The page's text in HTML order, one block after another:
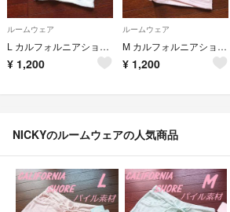
ルームウェア
L カルフォルニアショア パイル素材 ショートパンツ タオル地 ホワイト
¥ 1,200
ルームウェア
M カルフォルニアショア パイル素材 ショートパンツ タオル地 ピンク
¥ 1,200
NICKYのルームウェアの人気商品